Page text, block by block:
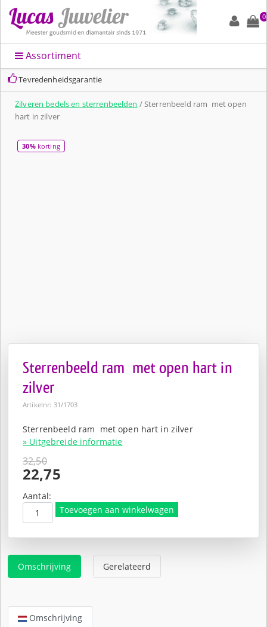
0
Assortiment
Tevredenheidsgarantie
Zilveren bedels en sterrenbeelden / Sterrenbeeld ram met open
hart in zilver
30%korting
Sterrenbeeld ram met open hart in
zilver
Artikelnr: 31/1703
Sterrenbeeld ram met open hart in zilver
» Uitgebreide informatie
32,50
Oorspronkelijke
prijs
was:
€32,50.
22,75
Huidige
prijs
is:
€22,75.
Aantal:
Toevoegen aan winkelwagen
Omschrijving Gerelateerd
Omschrijving